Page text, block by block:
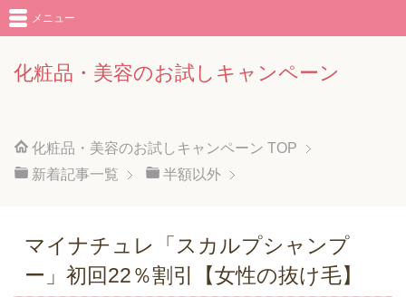
化粧品・美容のお試しキャンペーン
メニュー
化粧品・美容のお試しキャンペーン TOP
新着記事一覧
半額以外
マイナチュレ「スカルプシャンプ
ー」初回22％割引【女性の抜け毛】